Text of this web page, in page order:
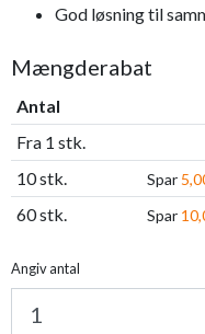
God løsning til
Mængderabat
Antal
Fra 1 stk.
10 stk.
Spar
60 stk.
Spar
Angiv antal